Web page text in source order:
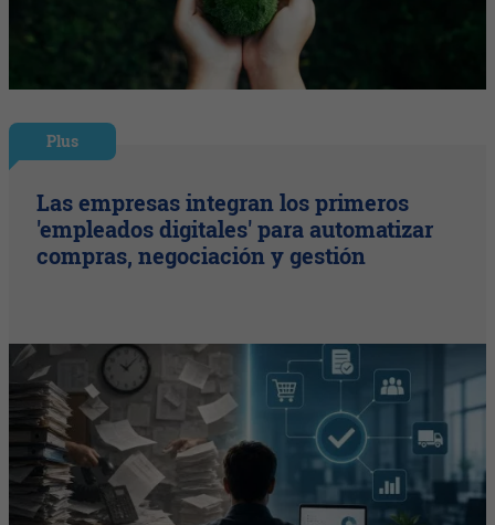
Plus
Las empresas integran los primeros
'empleados digitales' para automatizar
compras, negociación y gestión